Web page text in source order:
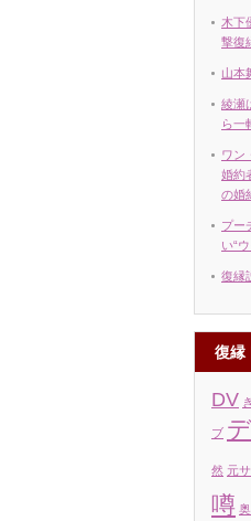
木下
撃復
山本
綾瀬
ら一
ワン
婚約
の婚
プー
い“
復縁
復縁
DV
ブ
然 元
噂